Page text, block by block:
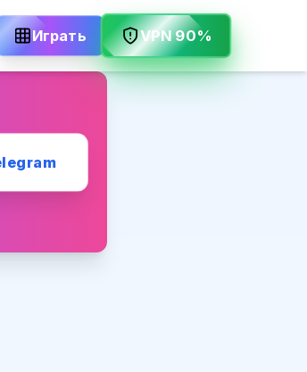
Играть VPN 90%